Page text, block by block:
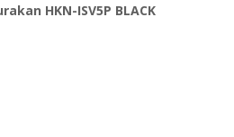
HKN-ISV5P BLACK